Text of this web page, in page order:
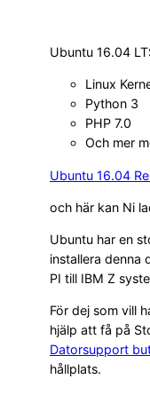
Ubuntu 16.04
Linux
Python 3
PHP 7.0
Och mer
Ubuntu 16.04
och här kan Ni
Ubuntu har en
installera denna
PI till IBM Z
För dej som vill
hjälp att få på
Datorsupport
hållplats.